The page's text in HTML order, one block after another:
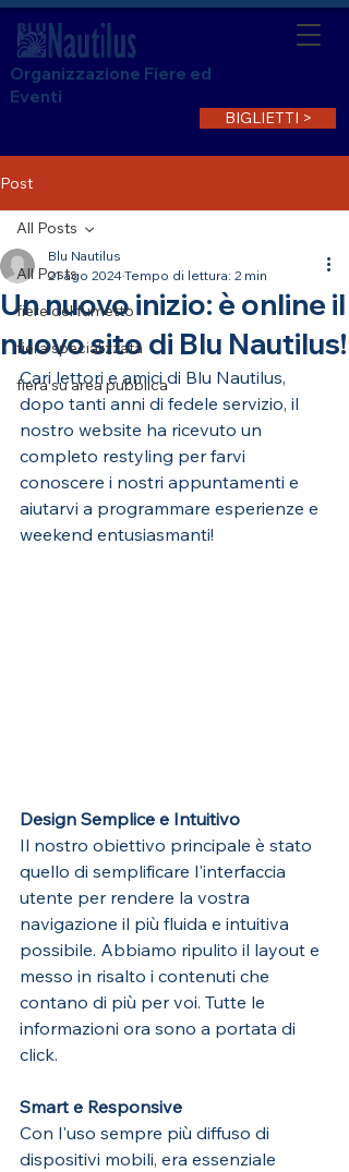
Organizzazione Fiere ed
Eventi
BIGLIETTI >
Post
All Posts
fiere del fumetto
fiera specializzata
fiera su area pubblica
All Posts
Un nuovo inizio: è online il
nuovo sito di Blu Nautilus!
Blu Nautilus
21 ago 2024Tempo di lettura: 2 min
Cari lettori e amici di Blu Nautilus,
dopo tanti anni di fedele servizio, il
nostro website ha ricevuto un
completo restyling per farvi
conoscere i nostri appuntamenti e
aiutarvi a programmare esperienze e
weekend entusiasmanti!
Design Semplice e Intuitivo
Il nostro obiettivo principale è stato
quello di semplificare l'interfaccia
utente per rendere la vostra
navigazione il più fluida e intuitiva
possibile. Abbiamo ripulito il layout e
messo in risalto i contenuti che
contano di più per voi. Tutte le
informazioni ora sono a portata di
click.
Smart e Responsive
Con l'uso sempre più diffuso di
dispositivi mobili, era essenziale